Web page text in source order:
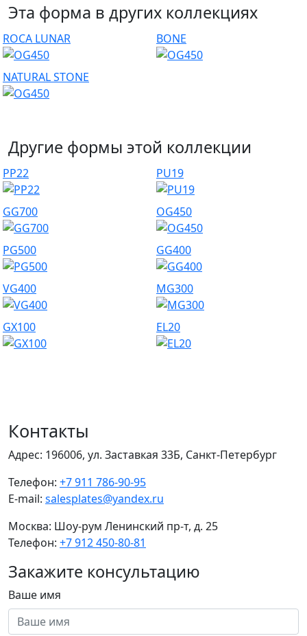
Эта форма в других коллекциях
ROCA LUNAR BONE
NATURAL STONE
Другие формы этой коллекции
PP22 PU19
GG700 OG450
PG500 GG400
VG400 MG300
GX100 EL20
Контакты
Адрес: 196006, ул. Заставкая 33Б, Санкт-Петербург
Телефон: +7 911 786-90-95
E-mail: salesplates@yandex.ru
Москва: Шоу-рум Ленинский пр-т, д. 25
Телефон: +7 912 450-80-81
Закажите консультацию
Ваше имя